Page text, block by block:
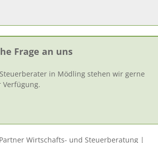
Frage an uns
in Mödling stehen wir gerne
Verfügung.
Wirtschafts- und Steuerberatung |